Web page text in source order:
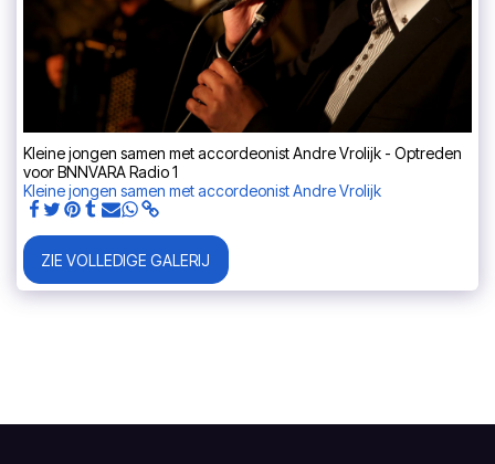
Kleine jongen samen met accordeonist Andre Vrolijk - Optreden
voor BNNVARA Radio 1
Kleine jongen samen met accordeonist Andre Vrolijk
ZIE VOLLEDIGE GALERIJ